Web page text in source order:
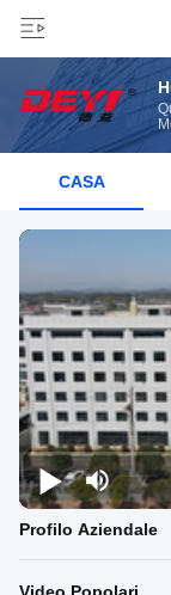
CASA
Profilo Aziendale